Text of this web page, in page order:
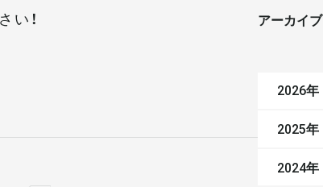
！
アーカイブ
2026年
2025年
2024年